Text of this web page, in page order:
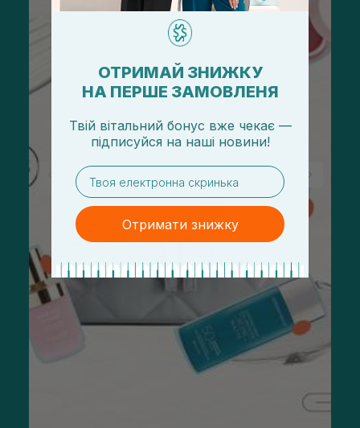
ОТРИМАЙ ЗНИЖКУ
НА ПЕРШЕ ЗАМОВЛЕНЯ
Твій вітальний бонус вже чекає —
підписуйся на наші новини!
email
Отримати знижку